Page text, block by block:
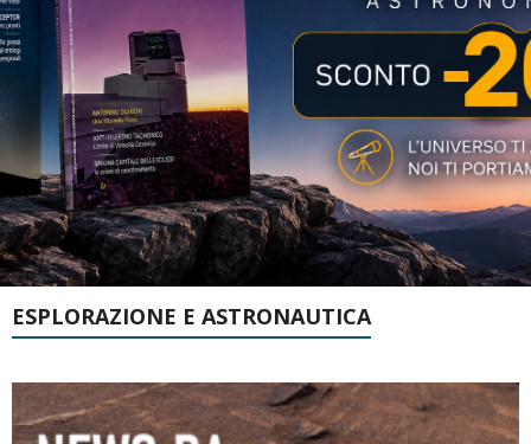
ESPLORAZIONE E ASTRONAUTICA